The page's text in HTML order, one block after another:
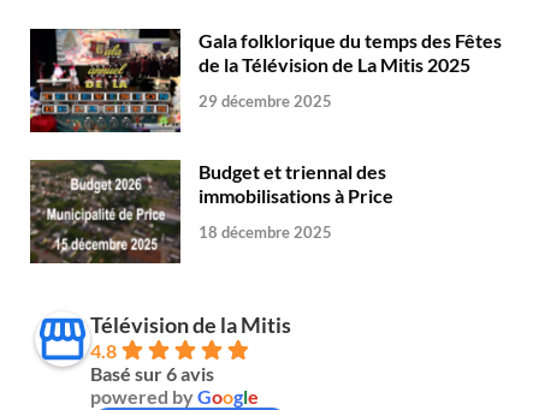
Gala folklorique du temps des Fêtes
de la Télévision de La Mitis 2025
29 décembre 2025
Budget et triennal des
immobilisations à Price
18 décembre 2025
Télévision de la Mitis
4.8
Basé sur 6 avis
powered byGoogle